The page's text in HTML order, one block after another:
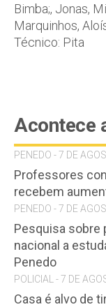
Bimba;, Jonas,
Marquinhos,
Técnico: Pita
Acontece
PENEDO - 7 DE
Professores
recebem
PENEDO - 7 DE
Pesquisa sobre
nacional a
Penedo
POLICIAL - 7 DE
Casa é alvo de